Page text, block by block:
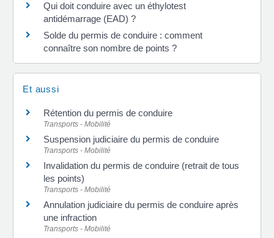
Qui doit conduire avec un éthylotest
antidémarrage (EAD) ?
Solde du permis de conduire : comment
connaître son nombre de points ?
Et aussi
Rétention du permis de conduire
Transports - Mobilité
Suspension judiciaire du permis de conduire
Transports - Mobilité
Invalidation du permis de conduire (retrait de tous
les points)
Transports - Mobilité
Annulation judiciaire du permis de conduire après
une infraction
Transports - Mobilité